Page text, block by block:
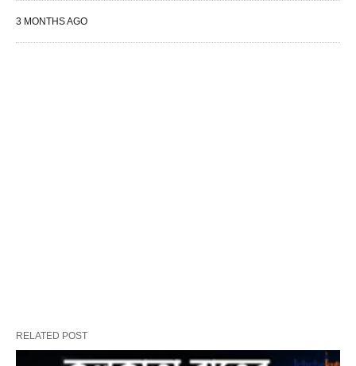
3 MONTHS AGO
RELATED POST